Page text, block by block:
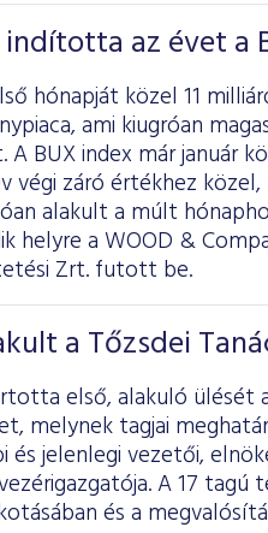
indította az évet a
hónapját közel 11
ami kiugróan
A BUX index már január
végi záró értékhez
alakult a múlt
helyre a WOOD &
Zrt. futott be.
a Tőzsdei
első, alakuló ülését
melynek tagjai
és jelenlegi vezetői,
A 17
és a